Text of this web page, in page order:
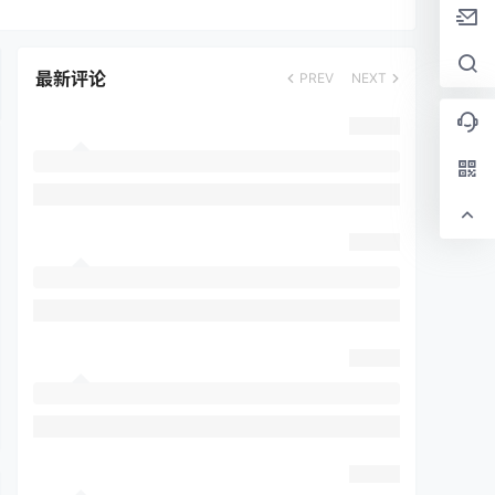
最新评论 PREV NEXT